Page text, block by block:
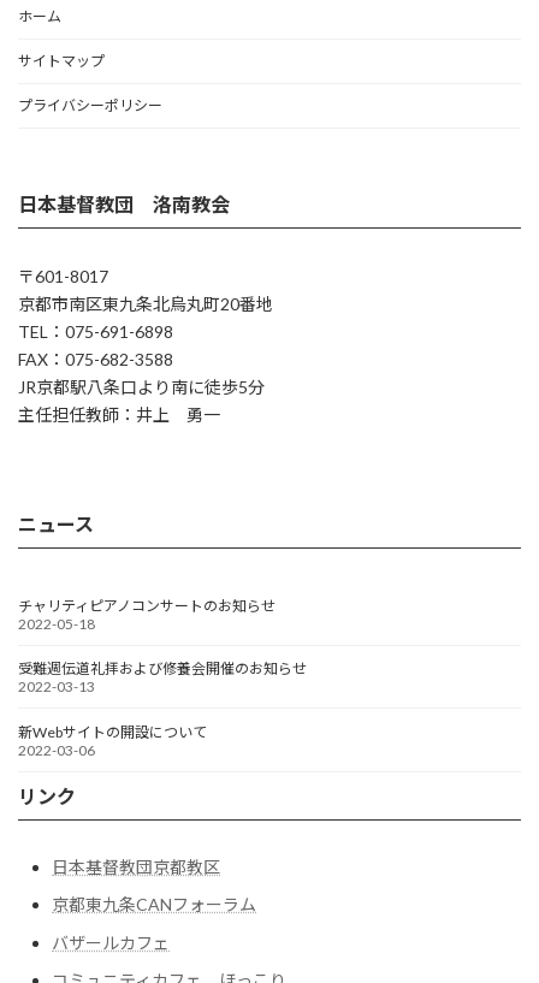
ホーム
サイトマップ
プライバシーポリシー
日本基督教団 洛南教会
〒601-8017
京都市南区東九条北烏丸町20番地
TEL：075-691-6898
FAX：075-682-3588
JR京都駅八条口より南に徒歩5分
主任担任教師：井上 勇一
ニュース
チャリティピアノコンサートのお知らせ
2022-05-18
受難週伝道礼拝および修養会開催のお知らせ
2022-03-13
新Webサイトの開設について
2022-03-06
リンク
日本基督教団京都教区
京都東九条CANフォーラム
バザールカフェ